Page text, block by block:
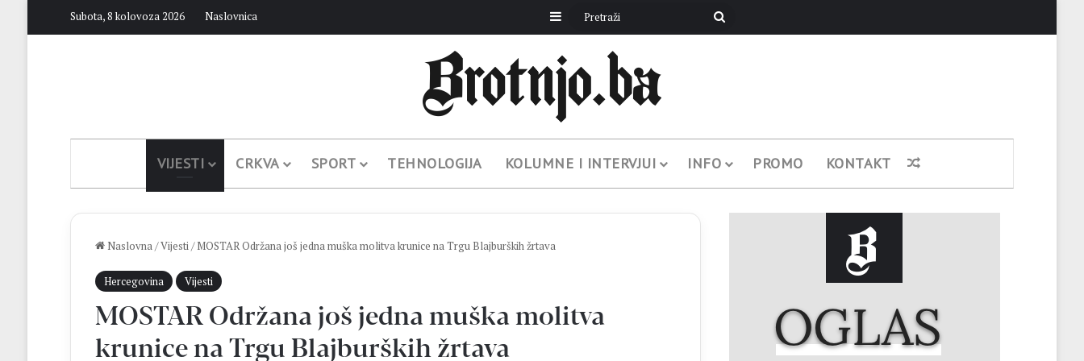
Subota, 8 kolovoza 2026 Naslovnica Sidebar Pretraži
VIJESTI CRKVA SPORT TEHNOLOGIJA KOLUMNE I INTERVJUI INFO PROMO KONTAKT Nasumični članak
Naslovna/Vijesti/ MOSTAR Održana još jedna muška molitva krunice na Trgu Blajburških žrtava
Hercegovina Vijesti
MOSTAR Održana još jedna muška molitva
krunice na Trgu Blajburških žrtava